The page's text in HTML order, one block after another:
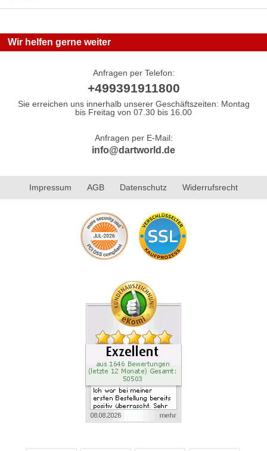
Wir helfen gerne weiter
Anfragen per Telefon:
+499391911800
Sie erreichen uns innerhalb unserer Geschäftszeiten: Montag
bis Freitag von 07.30 bis 16.00
Anfragen per E-Mail:
info@dartworld.de
Impressum AGB Datenschutz Widerrufsrecht